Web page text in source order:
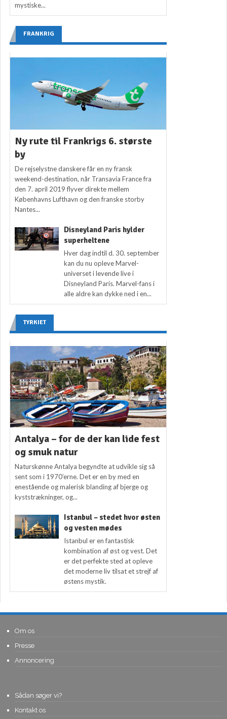
mystiske...
FRANKRIG
Ny rute til Frankrigs 6. største
by
De rejselystne danskere får en ny fransk
weekend-destination, når Transavia France fra
den 7. april 2019 flyver direkte mellem
Københavns Lufthavn og den franske storby
Nantes...
Disneyland Paris hylder
superheltene
Hver dag indtil d. 30. september
kan du nu opleve Marvel-
universet i levende live i
Disneyland Paris. Marvel-fans i
alle aldre kan dykke ned i en...
TYRKIET
Antalya – for de der kan lide fest
og smuk natur
Naturskønne Antalya begyndte at udvikle sig så
sent som i 1970’erne. Det er en by med en
enestående og malerisk blanding af bjerge og
kyststrækninger, og...
Istanbul – stedet hvor østen
og vesten mødes
Istanbul er en fantastisk
kombination af øst og vest. Det
er det perfekte sted at opleve
det moderne liv tilsat et strejf af
østens mystik.
Om os
Presse
Annoncering
Sådan søger vi?
Kontakt os